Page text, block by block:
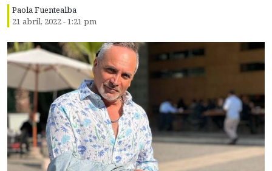
Paola Fuentealba
21 abril, 2022 - 1:21 pm